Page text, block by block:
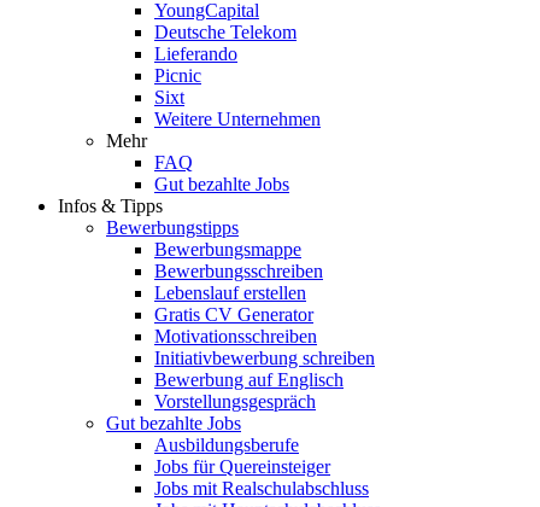
YoungCapital
Deutsche Telekom
Lieferando
Picnic
Sixt
Weitere Unternehmen
Mehr
FAQ
Gut bezahlte Jobs
Infos & Tipps
Bewerbungstipps
Bewerbungsmappe
Bewerbungsschreiben
Lebenslauf erstellen
Gratis CV Generator
Motivationsschreiben
Initiativbewerbung schreiben
Bewerbung auf Englisch
Vorstellungsgespräch
Gut bezahlte Jobs
Ausbildungsberufe
Jobs für Quereinsteiger
Jobs mit Realschulabschluss